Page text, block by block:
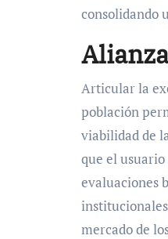
consolidando
Articular la
población
viabilidad de
que el
evaluaciones
mercado de